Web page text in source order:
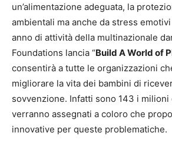
un’alimentazione adeguata, la
ambientali ma anche da stress
anno di attività della multinazionale
Foundations lancia “Build A World of
consentirà a tutte le organizzazioni
migliorare la vita dei bambini di
sovvenzione. Infatti sono 143 i milioni
verranno assegnati a coloro che
innovative per queste problematiche.